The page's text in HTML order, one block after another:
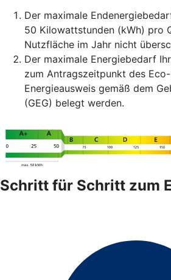
Der maximale
50 Kilowattstunden (kWh) pro
Nutzfläche im Jahr nicht
Der maximale Energiebedarf
zum Antragszeitpunkt des
Energieausweis gemäß dem
(GEG) belegt werden.
Schritt für Schritt zum